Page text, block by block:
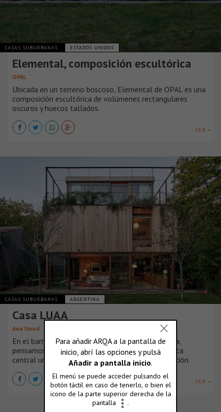
CASAS SUBURBANAS ESTADOS UNIDOS
Elemental, composición escultórica
OPAL
Ubicada en un terreno boscoso, Elemental de OPAL es una
composición escultórica de volúmenes rectangulares
oscuros y huecos tallados.
VER +
CASAS SUBURBANAS ARGENTINA
Casa LUAA
Ana Smud
En el barrio residencial de Vicente Lopez, Argentina,
pensamos una casa que tuviera como característica
central un vínculo fluido con el jardín y su vegetación.
VER +